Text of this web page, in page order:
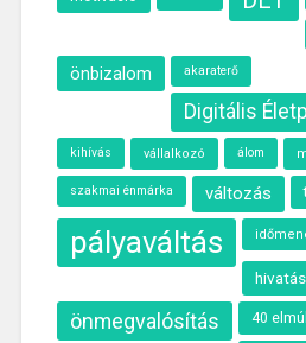
önbizalom akaraterő
Digitális
kihívás vállalkozó álom
szakmai énmárka változás
pályaváltás
hivatás
önmegvalósítás 40